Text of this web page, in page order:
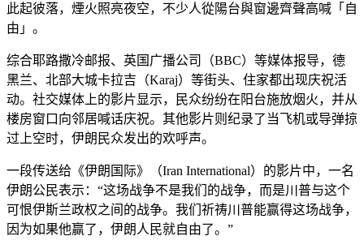
此起彼落，煙火照亮夜空，不少人從陽台與窗邊齊聲高喊「自
由」。
综合耶路撒冷邮报、英国广播公司（BBC）等媒体报导，德
黑兰、北部大城卡拉吉（Karaj）等街头、住家都出现庆祝活
动。社交媒体上的影片显示，民众纷纷在阳台施放烟火，并从
楼房窗口向邻居喊话庆祝。其他影片则纪录了当飞机或导弹掠
过上空时，伊朗民众发出的欢呼声。
一段传送给《伊朗国际》（Iran International）的影片中，一名
伊朗公民表示：“这场战争不是我们的战争，而是川普与这个
可恨伊斯兰政权之间的战争。我们祈祷川普能赢得这场战争，
因为如果他赢了，伊朗人民就自由了。”